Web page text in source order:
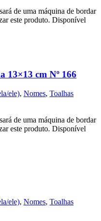
de uma máquina de bordar
este produto. Disponível
13×13 cm Nº 166
ele), Nomes, Toalhas
de uma máquina de bordar
este produto. Disponível
ele), Nomes, Toalhas